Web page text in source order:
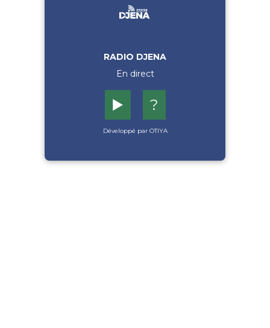
RADIO DJENA
En direct
▶️ ?
Développé par OTIYA